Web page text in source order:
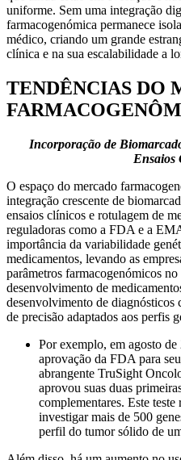
uniforme. Sem uma integração
farmacogenómica permanece
médico, criando um grande
clínica e na sua escalabilidade a
TENDÊNCIAS DO
Incorporação de
Ensaios
O espaço do mercado
integração crescente de
ensaios clínicos e rotulagem de
reguladoras como a FDA e a
importância da variabilidade
medicamentos, levando as
parâmetros farmacogenómicos
desenvolvimento de
desenvolvimento de diagnósticos
de precisão adaptados aos perfis
Por exemplo, em agosto
aprovação da FDA para seu
abrangente TruSight
aprovou suas duas
complementares. Este
investigar mais de 500
perfil do tumor sólido de